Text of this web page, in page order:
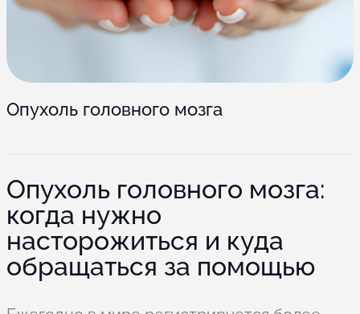
Опухоль головного мозга
Опухоль головного мозга:
когда нужно
насторожиться и куда
обращаться за помощью